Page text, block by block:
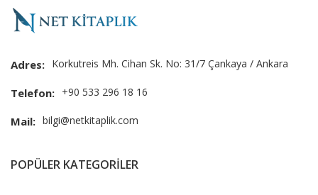
Adres: Korkutreis Mh. Cihan Sk. No: 31/7 Çankaya / Ankara
Telefon: +90 533 296 18 16
Mail: bilgi@netkitaplik.com
POPÜLER KATEGORİLER